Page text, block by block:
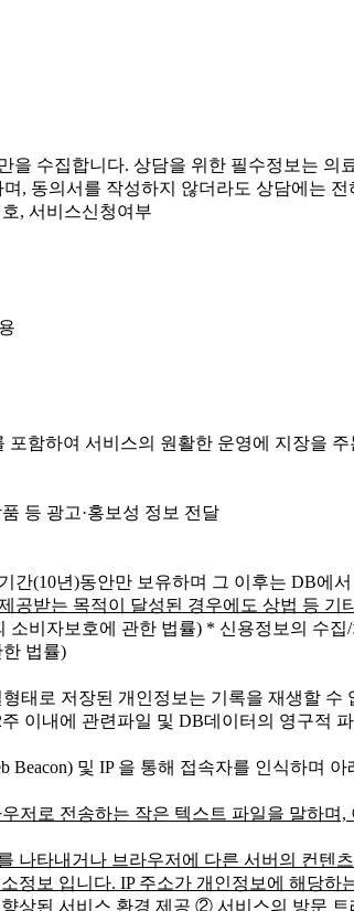
수집합니다. 상담을 위한 필수정보는
, 동의서를 작성하지 않더라도 상담에는
, 서비스신청여부
함하여 서비스의 원활한 운영에 지장을
등 광고·홍보성 정보 전달
(10년)동안만 보유하며 그 이후는 DB에
공받는 목적이 달성된 경우에도 상법 등
소비자보호에 관한 법률) * 신용정보의 수집
법률)
태로 저장된 개인정보는 기록을 재생할
이내에 관련파일 및 DB데이터의 영구적 파
및 IP 을 통해 접속자를 인식하며
로 전송하는 작은 텍스트 파일을 말하며
타내거나 브라우저에 다른 서버의 컨텐
정보 입니다. IP 주소가 개인정보에 해당
상된 서비스 환경 제공 ② 서비스의 방문 트